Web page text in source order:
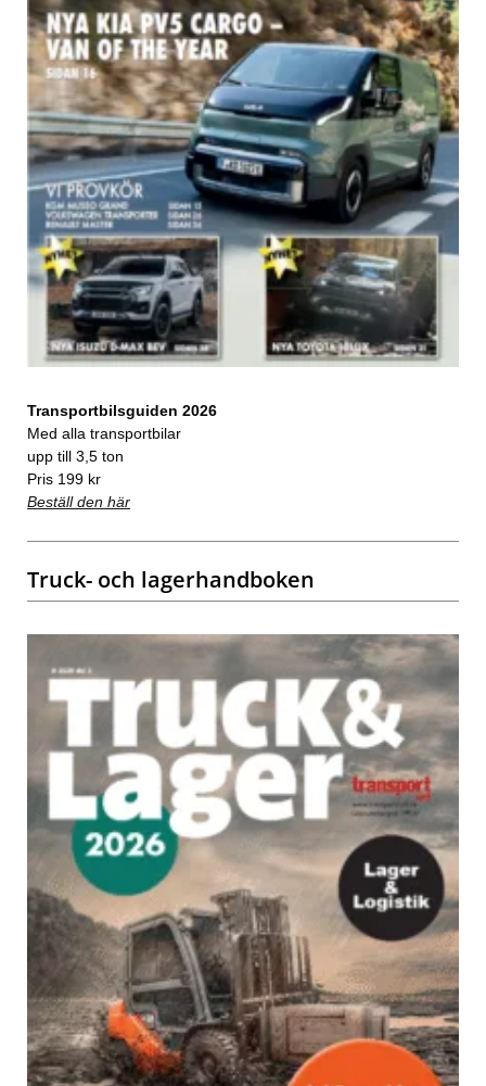
Transportbilsguiden 2026
Med alla transportbilar
upp till 3,5 ton
Pris 199 kr
Beställ den här
Truck- och lagerhandboken